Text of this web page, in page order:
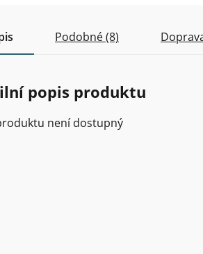
Podobné (8)
popis produktu
není dostupný